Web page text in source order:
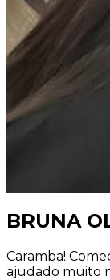
BRUNA
Caramba!
ajudado muito